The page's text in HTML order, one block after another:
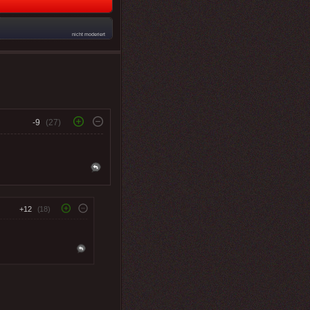
nicht moderiert
-9 (27)
+12 (18)